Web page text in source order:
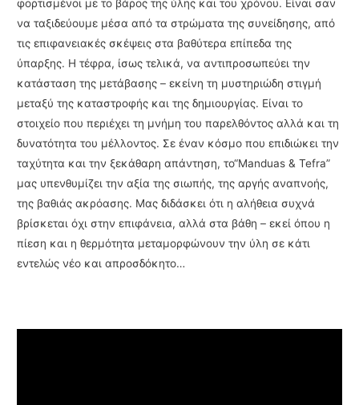
φορτισμένοι με το βάρος της ύλης και του χρόνου. Είναι σαν
να ταξιδεύουμε μέσα από τα στρώματα της συνείδησης, από
τις επιφανειακές σκέψεις στα βαθύτερα επίπεδα της
ύπαρξης. Η τέφρα, ίσως τελικά, να αντιπροσωπεύει την
κατάσταση της μετάβασης – εκείνη τη μυστηριώδη στιγμή
μεταξύ της καταστροφής και της δημιουργίας. Είναι το
στοιχείο που περιέχει τη μνήμη του παρελθόντος αλλά και τη
δυνατότητα του μέλλοντος. Σε έναν κόσμο που επιδιώκει την
ταχύτητα και την ξεκάθαρη απάντηση, το“Manduas & Tefra”
μας υπενθυμίζει την αξία της σιωπής, της αργής αναπνοής,
της βαθιάς ακρόασης. Μας διδάσκει ότι η αλήθεια συχνά
βρίσκεται όχι στην επιφάνεια, αλλά στα βάθη – εκεί όπου η
πίεση και η θερμότητα μεταμορφώνουν την ύλη σε κάτι
εντελώς νέο και απροσδόκητο…